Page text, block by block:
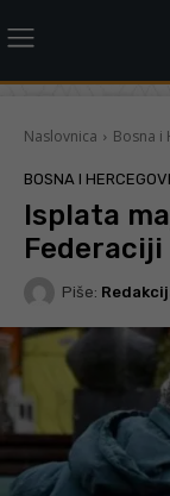
Naslovnica Bosna i
BOSNA I
Isplata
Federaciji
Piše: